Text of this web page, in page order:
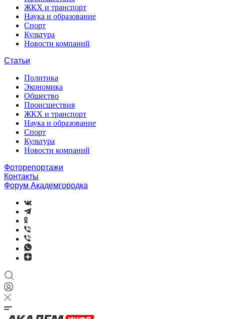
ЖКХ и транспорт
Наука и образование
Спорт
Культура
Новости компаний
Статьи
Политика
Экономика
Общество
Происшествия
ЖКХ и транспорт
Наука и образование
Спорт
Культура
Новости компаний
Фоторепортажи
Контакты
Форум Академгородка